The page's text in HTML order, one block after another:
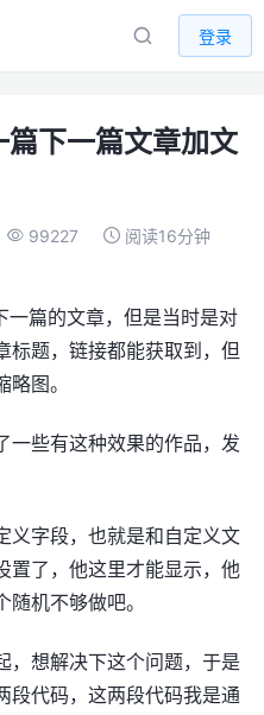
登录
下一篇文章加文
99227 阅读16分钟
篇的文章，但是当时是对
标题，链接都能获取到，但
图。
一些有这种效果的作品，发
义字段，也就是和自定义文
置了，他这里才能显示，他
机不够做吧。
，想解决下这个问题，于是
段代码，这两段代码我是通